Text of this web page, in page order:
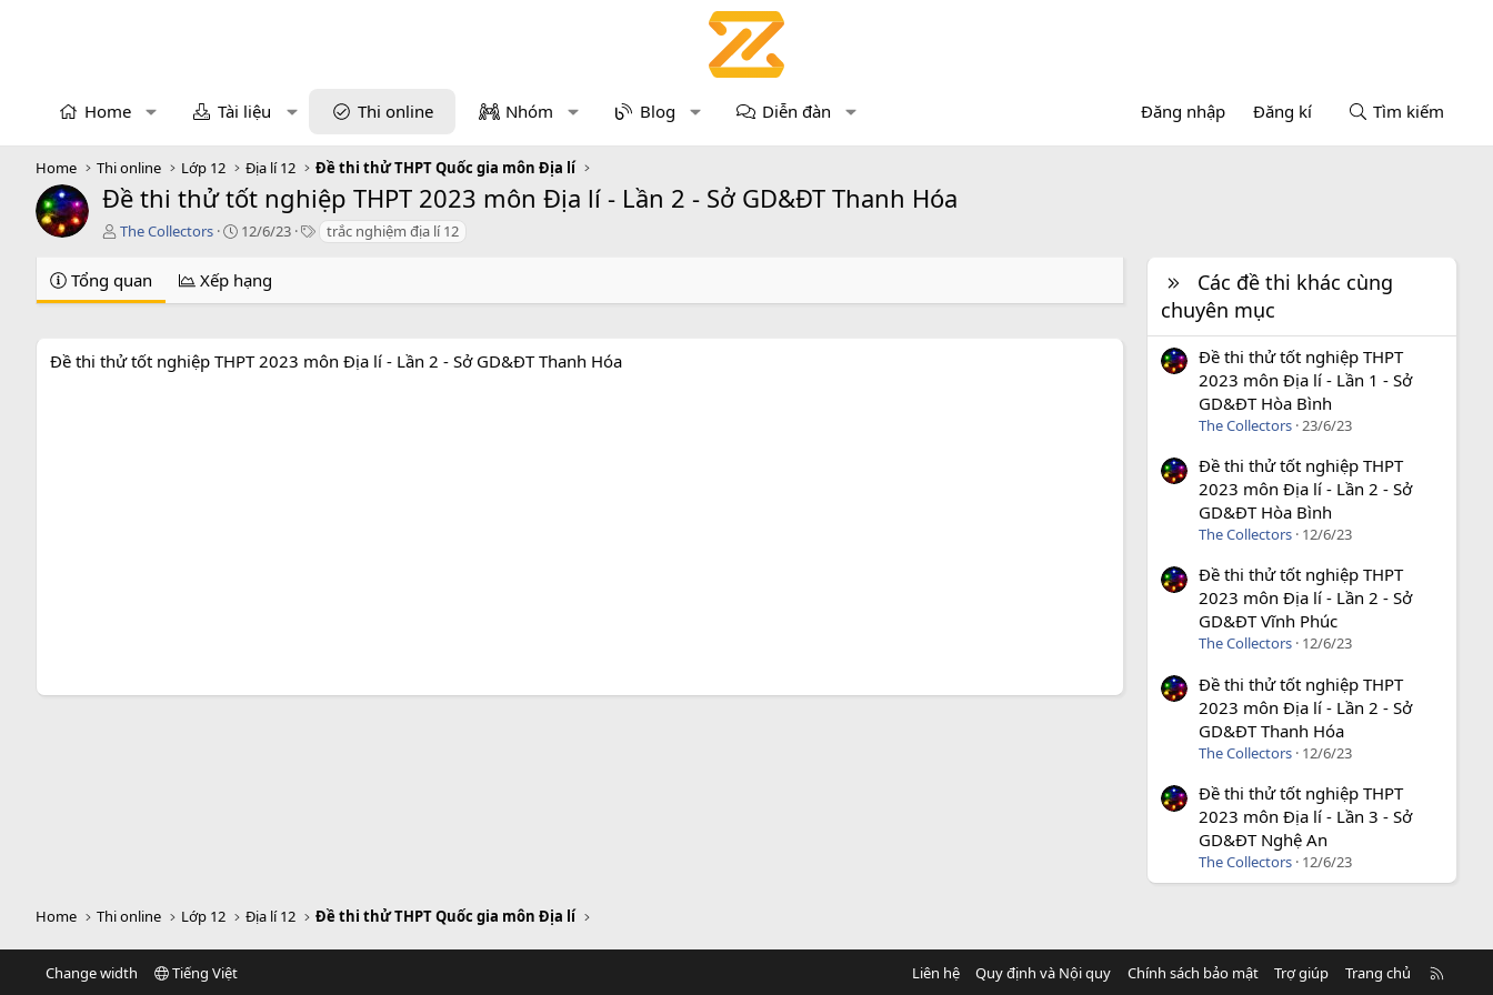
Home Tài liệu Thi online Nhóm Blog Diễn đàn Đăng nhập Đăng kí Tìm kiếm
Home Thi online Lớp 12 Địa lí 12 Đề thi thử THPT Quốc gia môn Địa lí
Đề thi thử tốt nghiệp THPT 2023 môn Địa lí - Lần 2 - Sở GD&ĐT Thanh Hóa
T
g
i
The Collectors
C
a
t
n
12/6/23
T trắc nghiệm địa lí 12
Tổng quan Xếp hạng
Đề thi thử tốt nghiệp THPT 2023 môn Địa lí - Lần 2 - Sở GD&ĐT Thanh Hóa
Các đề thi khác cùng
chuyên mục
Đề thi thử tốt nghiệp THPT
2023 môn Địa lí - Lần 1 - Sở
GD&ĐT Hòa Bình
The Collectors 23/6/23
Đề thi thử tốt nghiệp THPT
2023 môn Địa lí - Lần 2 - Sở
GD&ĐT Hòa Bình
The Collectors 12/6/23
Đề thi thử tốt nghiệp THPT
2023 môn Địa lí - Lần 2 - Sở
GD&ĐT Vĩnh Phúc
The Collectors 12/6/23
Đề thi thử tốt nghiệp THPT
2023 môn Địa lí - Lần 2 - Sở
GD&ĐT Thanh Hóa
The Collectors 12/6/23
Đề thi thử tốt nghiệp THPT
2023 môn Địa lí - Lần 3 - Sở
GD&ĐT Nghệ An
The Collectors 12/6/23
Home Thi online Lớp 12 Địa lí 12 Đề thi thử THPT Quốc gia môn Địa lí
Change width Tiếng Việt Liên hệ Quy định và Nội quy Chính sách bảo mật Trợ giúp Trang chủ